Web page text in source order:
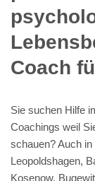
Coach
Sie suchen Hilfe
Coachings weil
schauen? Auch
Leopoldshagen,
Kosenow,